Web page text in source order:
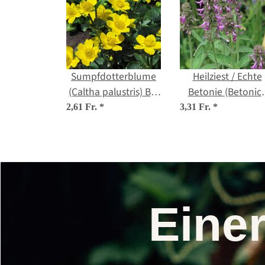
Sumpfdotterblume
(Caltha palustris) Bio
Saatgut
2,61 Fr. *
Heilziest / Echte
Betonie
officinalis) Bio
3,31 Fr. *